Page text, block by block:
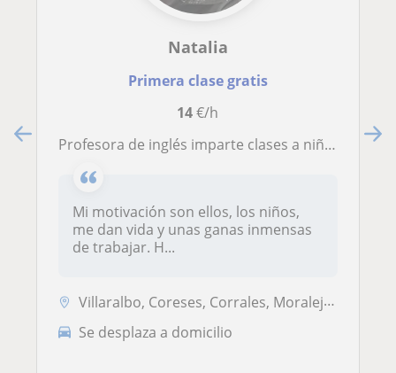
Natalia
Primera clase gratis
14€/h
Profesora de inglés imparte clases a niños de todas las edades
Mi motivación son ellos, los niños,
me dan vida y unas ganas inmensas
de trabajar. H...
Villaralbo, Coreses, Corrales, Moraleja del Vino, Zamora Capital
Se desplaza a domicilio